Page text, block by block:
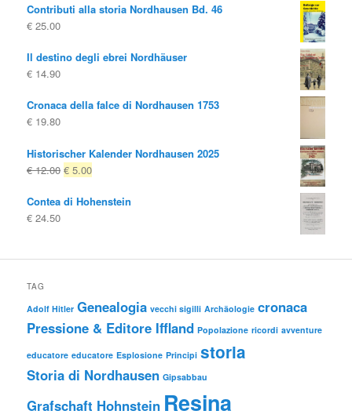
Contributi alla storia Nordhausen Bd. 46
€ 25.00
Il destino degli ebrei Nordhäuser
€ 14.90
Cronaca della falce di Nordhausen 1753
€ 19.80
Historischer Kalender Nordhausen 2025
€12.00 Il
originale
€ 5.00Il
attuale
Contea di Hohenstein
€ 24.50
TAG
Adolf Hitler Genealogia vecchi sigilli Archäologie cronaca
Pressione & Editore Iffland Popolazione ricordi avventure
educatore educatore Esplosione Principi storia
Storia di Nordhausen Gipsabbau
Grafschaft Hohnstein Resina